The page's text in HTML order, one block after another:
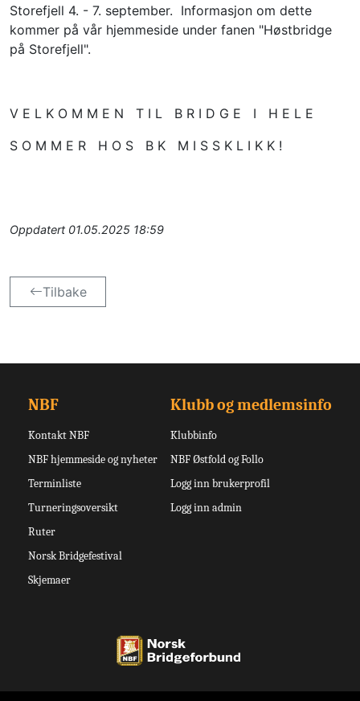
Storefjell 4. - 7. september.  Informasjon om dette
kommer på vår hjemmeside under fanen "Høstbridge
på Storefjell".
V E L K O M M E N   T I L   B R I D G E   I   H E L E
S O M M E R   H O S   B K   M I S S K L I K K !
Oppdatert 01.05.2025 18:59
Tilbake
NBF
Kontakt NBF
NBF hjemmeside og nyheter
Terminliste
Turneringsoversikt
Ruter
Norsk Bridgefestival
Skjemaer
Klubb og medlemsinfo
Klubbinfo
NBF Østfold og Follo
Logg inn brukerprofil
Logg inn admin